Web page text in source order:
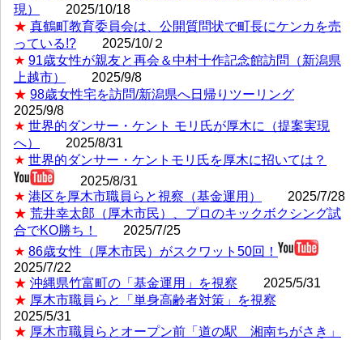
現）
2025/10/18
★ 真鶴町教育委員会は、公開質問状で町長にケンカを売
っている!?
2025/10/２
★ 91歳女性が親友と再会＆中村十作記念館訪問（新潟県
上越市）
2025/9/8
★ 98歳女性宅を訪問/新潟県へ日帰りツーリング
2025/9/8
★ 世界的ダンサー・ケント モリ氏が厚木に（提案実現
へ）
2025/8/31
★ 世界的ダンサー・ケントモリ氏を厚木に招いては？
2025/8/31
★ 港区を厚木市職員らと視察（基金運用）
2025/7/28
★ 荒井幸太郎（厚木市民）、プロのキックボクシング試
合でKO勝ち！
2025/7/25
★ 86歳女性（厚木市民）がスクワット50回！
2025/7/22
★ 沖縄県竹富町の「基金運用」を視察
2025/5/31
★ 厚木市職員らと「単身高齢者対策」を視察
2025/5/31
★ 厚木市職員らとオープン前「道の駅 湘南ちがさき」